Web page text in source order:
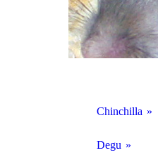
Chinchilla
Physiologie
Degu